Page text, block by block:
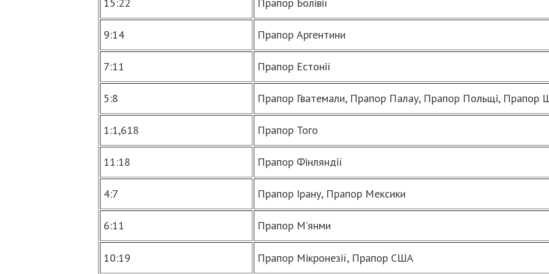
9:14 Прапор Аргентини
7:11 Прапор Естонії
5:8 Прапор Гватемали, Прапор Палау, Прапор Польщі, Прапор
1:1,618 Прапор Того
11:18 Прапор Фінляндії
4:7 Прапор Ірану, Прапор Мексики
6:11 Прапор М’янми
10:19 Прапор Мікронезії, Прапор США